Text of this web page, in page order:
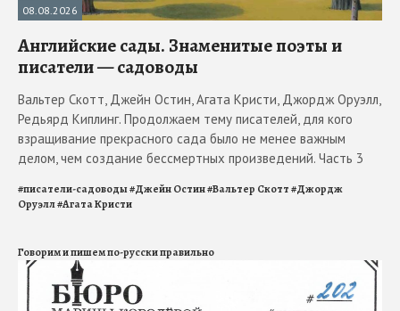
08.08.2026
Английские сады. Знаменитые поэты и
писатели — садоводы
Вальтер Скотт, Джейн Остин, Агата Кристи, Джордж Оруэлл,
Редьярд Киплинг. Продолжаем тему писателей, для кого
взращивание прекрасного сада было не менее важным
делом, чем создание бессмертных произведений. Часть 3
#писатели-садоводы#Джейн Остин#Вальтер Скотт#Джордж
Оруэлл#Агата Кристи
Говорим и пишем по-русски правильно